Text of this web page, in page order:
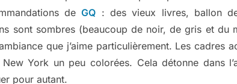
deGQ : des vieux livres, ballon
sont sombres (beaucoup de noir, de gris et du
que j’aime particulièrement. Les cadres
York un peu colorées. Cela détonne dans
pour autant.